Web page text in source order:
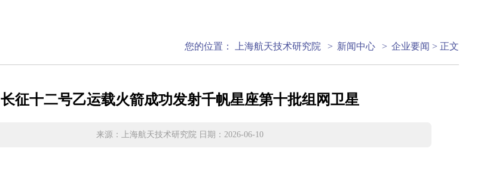
您的位置： 上海航天技术研究院 > 新闻中心 > 企业要闻 > 正文
长征十二号乙运载火箭成功发射千帆星座第十批组网卫星
来源：上海航天技术研究院 日期：2026-06-10